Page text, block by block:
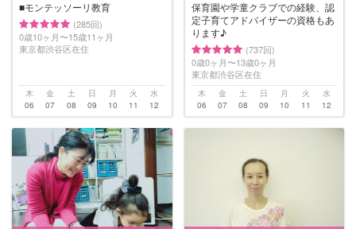
■モンテッソーリ教育
(285回)
0歳10ヶ月〜15歳11ヶ月
東京都渋谷区在住
木
06
金
07
土
08
日
09
月
10
火
11
水
12
保育園や学童クラブでの経験、認
定子育てアドバイザーの資格もあ
ります♪
(737回)
0歳0ヶ月〜13歳0ヶ月
東京都渋谷区在住
木
06
金
07
土
08
日
09
月
10
火
11
水
12